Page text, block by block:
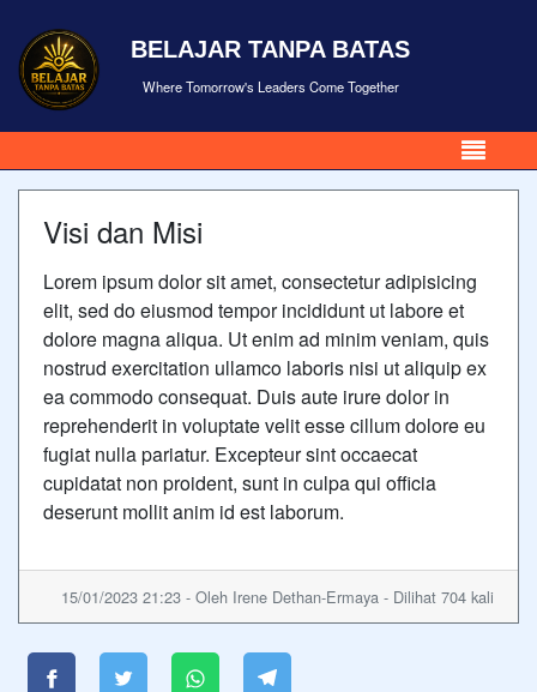
BELAJAR TANPA BATAS
Where Tomorrow's Leaders Come Together
Visi dan Misi
Lorem ipsum dolor sit amet, consectetur adipisicing
elit, sed do eiusmod tempor incididunt ut labore et
dolore magna aliqua. Ut enim ad minim veniam, quis
nostrud exercitation ullamco laboris nisi ut aliquip ex
ea commodo consequat. Duis aute irure dolor in
reprehenderit in voluptate velit esse cillum dolore eu
fugiat nulla pariatur. Excepteur sint occaecat
cupidatat non proident, sunt in culpa qui officia
deserunt mollit anim id est laborum.
15/01/2023 21:23 - Oleh Irene Dethan-Ermaya - Dilihat 704 kali